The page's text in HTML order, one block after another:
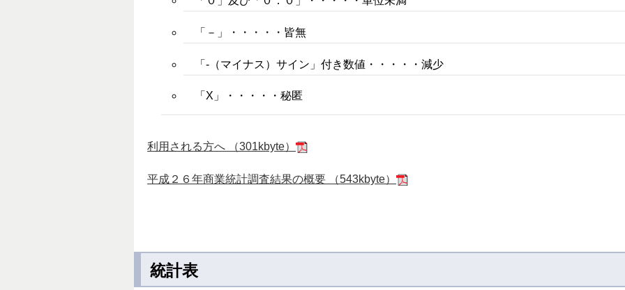
「－」・・・・・皆無
「‐（マイナス）サイン」付き数値・・・・・減少
「X」・・・・・秘匿
利用される方へ （301kbyte）
平成２６年商業統計調査結果の概要 （543kbyte）
統計表